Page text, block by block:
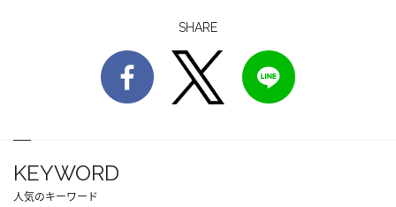
SHARE
KEYWORD
人気のキーワード